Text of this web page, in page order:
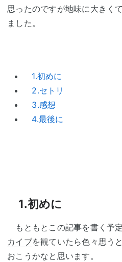
思ったのですが地味に大きく
ました。
1.初めに
2.セトリ
3.感想
4.最後に
1.初めに
もともとこの記事を書く予
カイブを観ていたら色々思う
おこうかなと思います。